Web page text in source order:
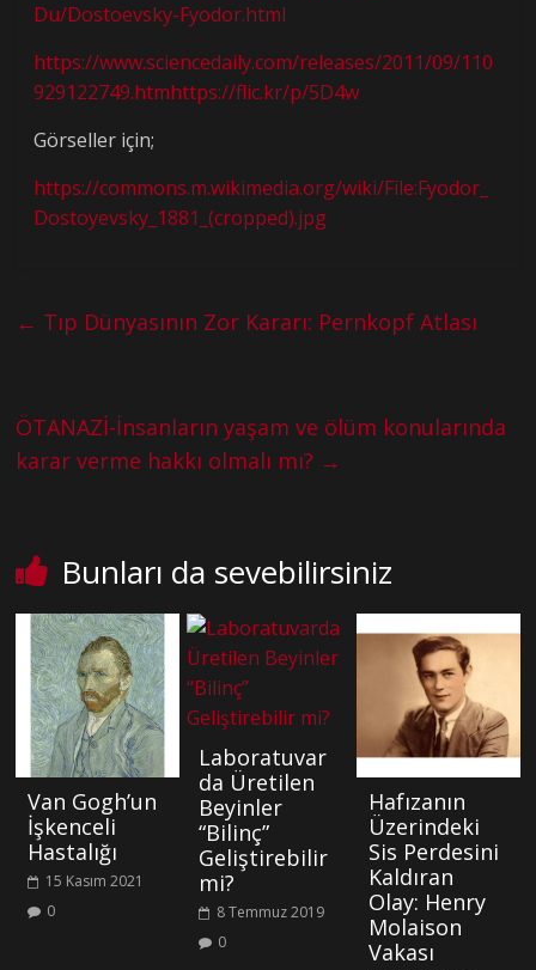
Du/Dostoevsky-Fyodor.html
https://www.sciencedaily.com/releases/2011/09/110
929122749.htmhttps://flic.kr/p/5D4w
Görseller için;
https://commons.m.wikimedia.org/wiki/File:Fyodor_
Dostoyevsky_1881_(cropped).jpg
← Tıp Dünyasının Zor Kararı: Pernkopf Atlası
ÖTANAZİ-İnsanların yaşam ve ölüm konularında
karar verme hakkı olmalı mı? →
Bunları da sevebilirsiniz
Van Gogh’un
İşkenceli
Hastalığı
15 Kasım 2021
0
Laboratuvar
da Üretilen
Beyinler
“Bilinç”
Geliştirebilir
mi?
8 Temmuz 2019
0
Hafızanın
Üzerindeki
Sis Perdesini
Kaldıran
Olay: Henry
Molaison
Vakası